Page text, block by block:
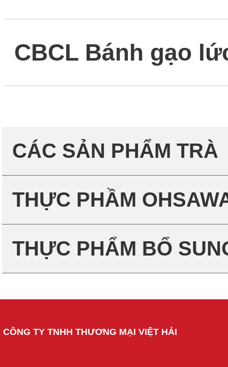
CBCL Bánh gạo
CÁC SẢN PHẨM TRÀ
THỰC PHẦM
THỰC PHẨM BỔ
CÔNG TY TNHH THƯƠNG MẠI VIỆT HẢI